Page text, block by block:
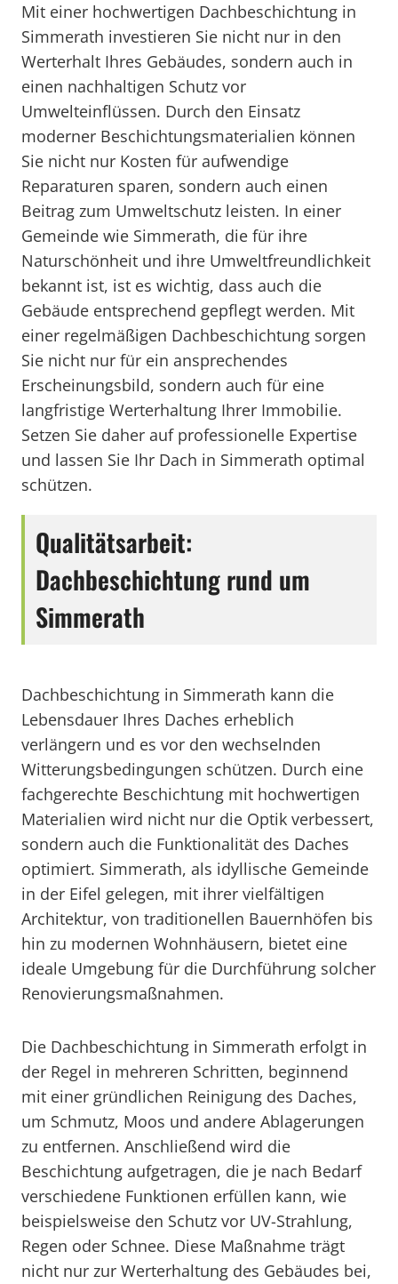
Mit einer hochwertigen Dachbeschichtung in
Simmerath investieren Sie nicht nur in den
Werterhalt Ihres Gebäudes, sondern auch in
einen nachhaltigen Schutz vor
Umwelteinflüssen. Durch den Einsatz
moderner Beschichtungsmaterialien können
Sie nicht nur Kosten für aufwendige
Reparaturen sparen, sondern auch einen
Beitrag zum Umweltschutz leisten. In einer
Gemeinde wie Simmerath, die für ihre
Naturschönheit und ihre Umweltfreundlichkeit
bekannt ist, ist es wichtig, dass auch die
Gebäude entsprechend gepflegt werden. Mit
einer regelmäßigen Dachbeschichtung sorgen
Sie nicht nur für ein ansprechendes
Erscheinungsbild, sondern auch für eine
langfristige Werterhaltung Ihrer Immobilie.
Setzen Sie daher auf professionelle Expertise
und lassen Sie Ihr Dach in Simmerath optimal
schützen.
Qualitätsarbeit:
Dachbeschichtung rund um
Simmerath
Dachbeschichtung in Simmerath kann die
Lebensdauer Ihres Daches erheblich
verlängern und es vor den wechselnden
Witterungsbedingungen schützen. Durch eine
fachgerechte Beschichtung mit hochwertigen
Materialien wird nicht nur die Optik verbessert,
sondern auch die Funktionalität des Daches
optimiert. Simmerath, als idyllische Gemeinde
in der Eifel gelegen, mit ihrer vielfältigen
Architektur, von traditionellen Bauernhöfen bis
hin zu modernen Wohnhäusern, bietet eine
ideale Umgebung für die Durchführung solcher
Renovierungsmaßnahmen.
Die Dachbeschichtung in Simmerath erfolgt in
der Regel in mehreren Schritten, beginnend
mit einer gründlichen Reinigung des Daches,
um Schmutz, Moos und andere Ablagerungen
zu entfernen. Anschließend wird die
Beschichtung aufgetragen, die je nach Bedarf
verschiedene Funktionen erfüllen kann, wie
beispielsweise den Schutz vor UV-Strahlung,
Regen oder Schnee. Diese Maßnahme trägt
nicht nur zur Werterhaltung des Gebäudes bei,